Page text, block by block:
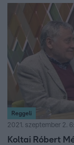
Reggeli
2021. szeptember 2.
Koltai Róbert